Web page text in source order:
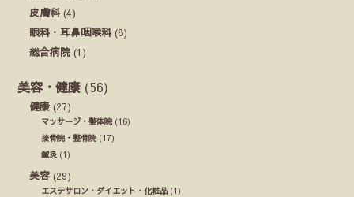
皮膚科 (4)
眼科・耳鼻咽喉科 (8)
総合病院 (1)
美容・健康 (56)
健康 (27)
マッサージ・整体院(16)
接骨院・整骨院(17)
鍼灸(1)
美容 (29)
エステサロン・ダイエット・化粧品 (1)